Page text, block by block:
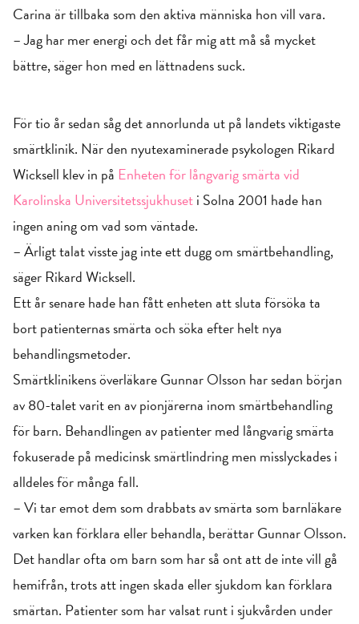
Carina är tillbaka som den aktiva människa hon vill vara.
– Jag har mer energi och det får mig att må så mycket
bättre, säger hon med en lättnadens suck.
För tio år sedan såg det annorlunda ut på landets viktigaste
smärtklinik. När den nyutexaminerade psykologen Rikard
Wicksell klev in på Enheten för långvarig smärta vid
Karolinska Universitetssjukhuseti Solna 2001 hade han
ingen aning om vad som väntade.
– Ärligt talat visste jag inte ett dugg om smärtbehandling,
säger Rikard Wicksell.
Ett år senare hade han fått enheten att sluta försöka ta
bort patienternas smärta och söka efter helt nya
behandlingsmetoder.
Smärtklinikens överläkare Gunnar Olsson har sedan början
av 80-talet varit en av pionjärerna inom smärtbehandling
för barn. Behandlingen av patienter med långvarig smärta
fokuserade på medicinsk smärtlindring men misslyckades i
alldeles för många fall.
– Vi tar emot dem som drabbats av smärta som barnläkare
varken kan förklara eller behandla, berättar Gunnar Olsson.
Det handlar ofta om barn som har så ont att de inte vill gå
hemifrån, trots att ingen skada eller sjukdom kan förklara
smärtan. Patienter som har valsat runt i sjukvården under